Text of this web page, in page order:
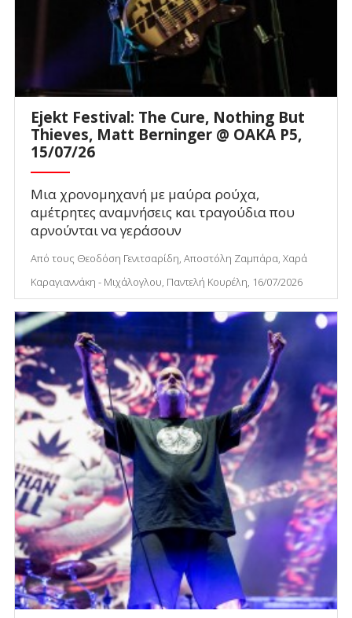
Ejekt Festival: The Cure, Nothing But
Thieves, Matt Berninger @ ΟΑΚΑ P5,
15/07/26
Μια χρονομηχανή με μαύρα ρούχα,
αμέτρητες αναμνήσεις και τραγούδια που
αρνούνται να γεράσουν
Από τους Θεοδόση Γενιτσαρίδη, Αποστόλη Ζαμπάρα, Χαρά
Καραγιαννάκη - Μιχάλογλου, Παντελή Κουρέλη, 16/07/2026